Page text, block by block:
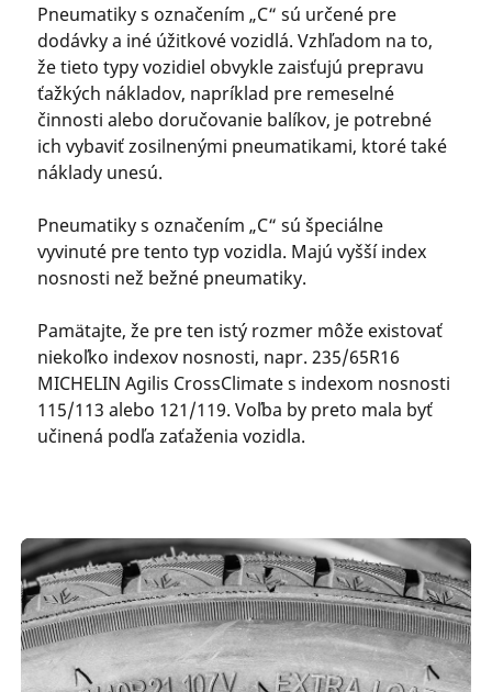
Pneumatiky s označením „C“ sú určené pre
dodávky a iné úžitkové vozidlá. Vzhľadom na to,
že tieto typy vozidiel obvykle zaisťujú prepravu
ťažkých nákladov, napríklad pre remeselné
činnosti alebo doručovanie balíkov, je potrebné
ich vybaviť zosilnenými pneumatikami, ktoré také
náklady unesú.
Pneumatiky s označením „C“ sú špeciálne
vyvinuté pre tento typ vozidla. Majú vyšší index
nosnosti než bežné pneumatiky.
Pamätajte, že pre ten istý rozmer môže existovať
niekoľko indexov nosnosti, napr. 235/65R16
MICHELIN Agilis CrossClimate s indexom nosnosti
115/113 alebo 121/119. Voľba by preto mala byť
učinená podľa zaťaženia vozidla.